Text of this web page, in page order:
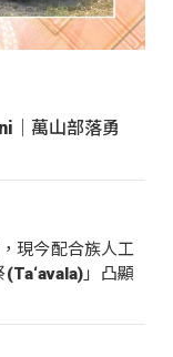
｜萬山部落勇
現今配合族人工
」凸顯